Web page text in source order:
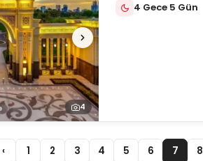
4
4 Gece 5 Gün
‹ 1 2 3 4 5 6 7 8